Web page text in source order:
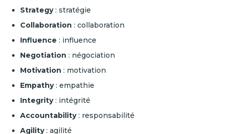
Strategy: stratégie
Collaboration : collaboration
Influence : influence
Negotiation : négociation
Motivation : motivation
Empathy: empathie
Integrity: intégrité
Accountability: responsabilité
Agility: agilité